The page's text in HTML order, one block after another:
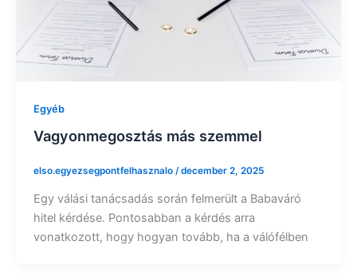
Egyéb
Vagyonmegosztás más szemmel
elso.egyezsegpontfelhasznalo /december 2, 2025
Egy válási tanácsadás során felmerült a Babaváró
hitel kérdése. Pontosabban a kérdés arra
vonatkozott, hogy hogyan tovább, ha a válófélben